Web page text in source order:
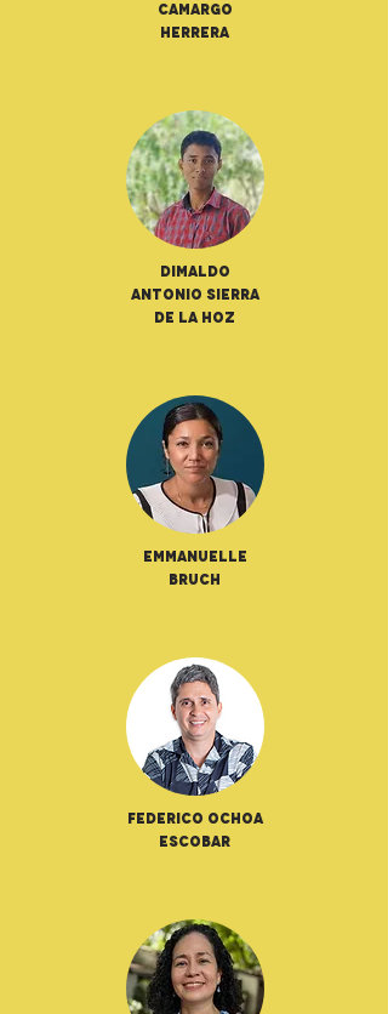
Camargo
Herrera
Dimaldo
Antonio Sierra
De La Hoz
Emmanuelle
Bruch
Federico Ochoa
Escobar